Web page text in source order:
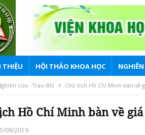
THIỆU HỘI THẢO KHOA HỌC
cứu - Trao đổi Chủ tịch Hồ Chí Minh bàn về
Hồ Chí Minh bàn về
09/2019